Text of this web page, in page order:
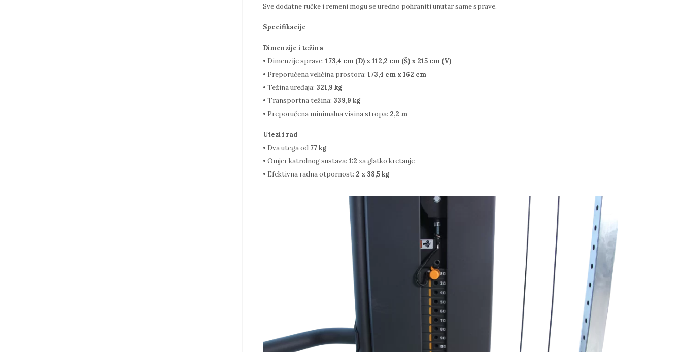
Sve dodatne ručke i remeni mogu se uredno pohraniti unutar same sprave.
Specifikacije
Dimenzije i težina
• Dimenzije sprave: 173,4 cm (D) x 112,2 cm (Š) x 215 cm (V)
• Preporučena veličina prostora: 173,4 cm x 162 cm
• Težina uređaja: 321,9 kg
• Transportna težina: 339,9 kg
• Preporučena minimalna visina stropa: 2,2 m
Utezi i rad
• Dva utega od 77 kg
• Omjer katrolnog sustava: 1:2 za glatko kretanje
• Efektivna radna otpornost: 2 x 38,5 kg